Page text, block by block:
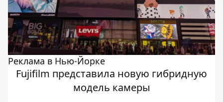
Реклама в Нью-Йорке
Fujifilm представила новую гибридную
модель камеры